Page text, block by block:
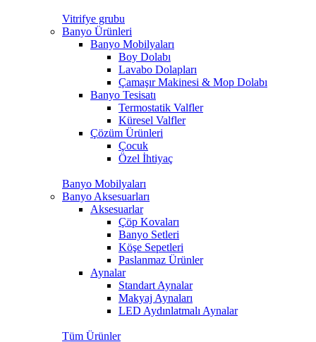
Vitrifye grubu
Banyo Ürünleri
Banyo Mobilyaları
Boy Dolabı
Lavabo Dolapları
Çamaşır Makinesi & Mop Dolabı
Banyo Tesisatı
Termostatik Valfler
Küresel Valfler
Çözüm Ürünleri
Çocuk
Özel İhtiyaç
Banyo Mobilyaları
Banyo Aksesuarları
Aksesuarlar
Çöp Kovaları
Banyo Setleri
Köşe Sepetleri
Paslanmaz Ürünler
Aynalar
Standart Aynalar
Makyaj Aynaları
LED Aydınlatmalı Aynalar
Tüm Ürünler